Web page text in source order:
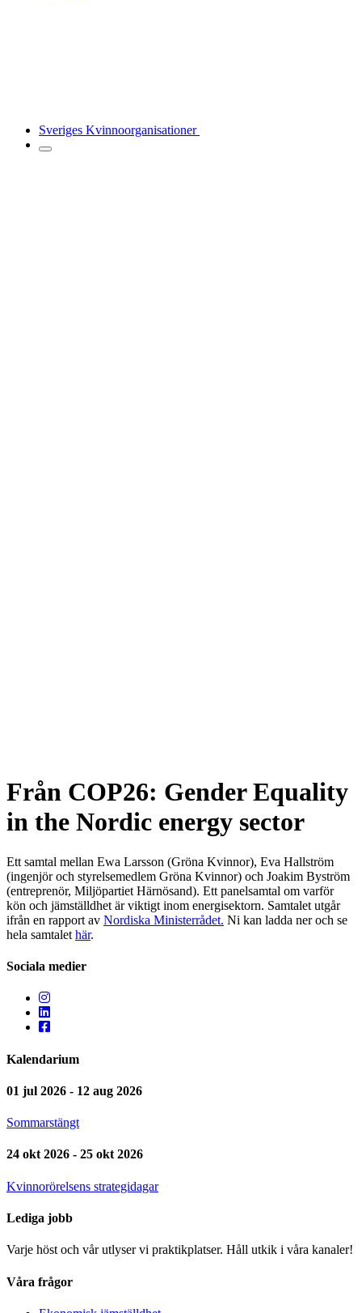
Sveriges Kvinnoorganisationer
Från COP26: Gender Equality
in the Nordic energy sector
Ett samtal mellan Ewa Larsson (Gröna Kvinnor), Eva Hallström
(ingenjör och styrelsemedlem Gröna Kvinnor) och Joakim Byström
(entreprenör, Miljöpartiet Härnösand). Ett panelsamtal om varför
kön och jämställdhet är viktigt inom energisektorn. Samtalet utgår
ifrån en rapport av Nordiska Ministerrådet. Ni kan ladda ner och se
hela samtalet här.
Sociala medier
Kalendarium
01 jul 2026 - 12 aug 2026
Sommarstängt
24 okt 2026 - 25 okt 2026
Kvinnorörelsens strategidagar
Lediga jobb
Varje höst och vår utlyser vi praktikplatser. Håll utkik i våra kanaler!
Våra frågor